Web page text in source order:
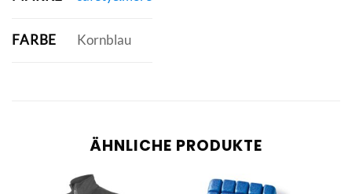
FARBE Kornblau
ÄHNLICHE PRODUKTE